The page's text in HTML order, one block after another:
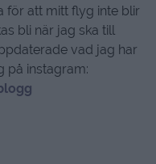
för att mitt flyg inte blir
bli när jag ska till
vad jag har
på instagram: